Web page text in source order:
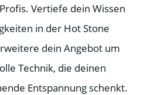
Vertiefe dein Wissen
in der Hot Stone
dein Angebot um
Technik, die deinen
Entspannung schenkt.